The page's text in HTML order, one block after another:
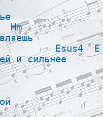
Hm
Esus4  E
и сильнее